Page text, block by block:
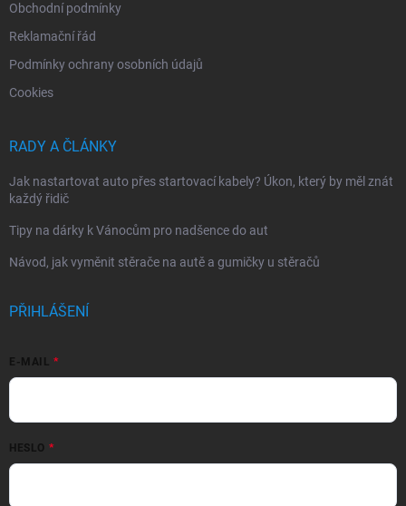
Obchodní podmínky
Reklamační řád
Podmínky ochrany osobních údajů
Cookies
RADY A ČLÁNKY
Jak nastartovat auto přes startovací kabely? Úkon, který by měl znát
každý řidič
Tipy na dárky k Vánocům pro nadšence do aut
Návod, jak vyměnit stěrače na autě a gumičky u stěračů
PŘIHLÁŠENÍ
E-MAIL
HESLO